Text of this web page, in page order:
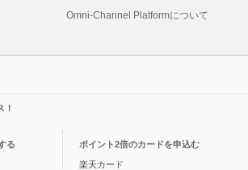
Omni-Channel Platformについて
！
る ポイント2倍のカードを申込む
楽天カード